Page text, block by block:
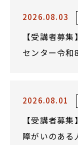
2026.08.03
【受講者募
センター令
2026.08.01
【受講者募
障がいのある